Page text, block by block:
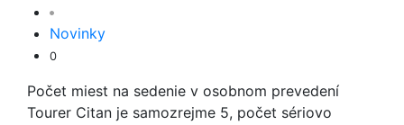
Novinky
0
Počet miest na sedenie v osobnom prevedení
Tourer Citan je samozrejme 5, počet sériovo